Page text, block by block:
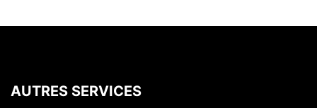
AUTRES SERVICES